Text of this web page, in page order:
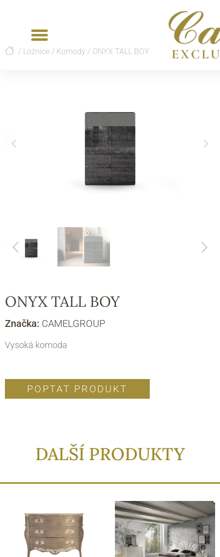
/ Ložnice / Komody / ONYX TALL BOY
ONYX TALL BOY
Značka: CAMELGROUP
Vysoká komoda
POPTAT PRODUKT
DALŠÍ PRODUKTY